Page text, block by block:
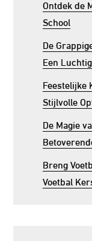
Ontdek de
School
De
Een
Feestelijke
Stijlvolle
De Magie
Breng
Voetbal